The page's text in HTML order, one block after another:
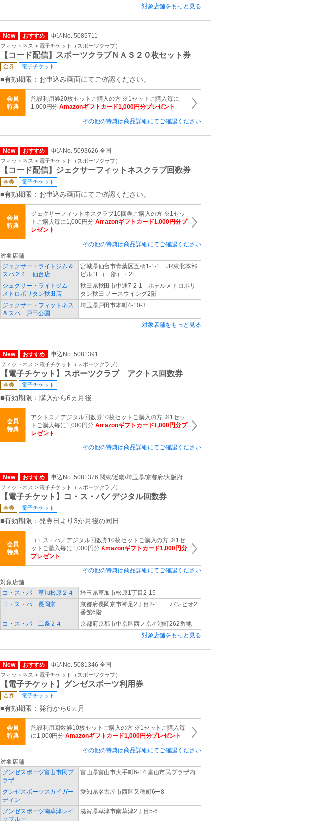
対象店舗をもっと見る
New おすすめ 申込No. 5085711
フィットネス > 電子チケット（スポーツクラブ）
【コード配信】スポーツクラブＮＡＳ２０枚セット券
金券 電子チケット
■有効期限：お申込み画面にてご確認ください。
会員
特典
施設利用券20枚セットご購入の方 ※1セットご購入毎に
1,000円分 Amazonギフトカード1,000円分プレゼント
その他の特典は商品詳細にてご確認ください
New おすすめ 申込No. 5093626 全国
フィットネス > 電子チケット（スポーツクラブ）
【コード配信】ジェクサーフィットネスクラブ回数券
金券 電子チケット
■有効期限：お申込み画面にてご確認ください。
会員
特典
ジェクサーフィットネスクラブ10回券ご購入の方 ※1セッ
トご購入毎に1,000円分 Amazonギフトカード1,000円分プ
レゼント
その他の特典は商品詳細にてご確認ください
対象店舗
ジェクサー・ライトジム＆
スパ２４ 仙台店
宮城県仙台市青葉区五橋1-1-1 JR東北本部
ビル1F（一部）・2F
ジェクサー・ライトジム
メトロポリタン秋田店
秋田県秋田市中通7-2-1 ホテルメトロポリ
タン秋田 ノースウイング2階
ジェクサー・フィットネス
＆スパ 戸田公園
埼玉県戸田市本町4-10-3
対象店舗をもっと見る
New おすすめ 申込No. 5081391
フィットネス > 電子チケット（スポーツクラブ）
【電子チケット】スポーツクラブ アクトス回数券
金券 電子チケット
■有効期限：購入から6ヵ月後
会員
特典
アクトス／デジタル回数券10枚セットご購入の方 ※1セッ
トご購入毎に1,000円分 Amazonギフトカード1,000円分プ
レゼント
その他の特典は商品詳細にてご確認ください
New おすすめ 申込No. 5081376 関東/近畿/埼玉県/京都府/大阪府
フィットネス > 電子チケット（スポーツクラブ）
【電子チケット】コ・ス・パ／デジタル回数券
金券 電子チケット
■有効期限：発券日より3か月後の同日
会員
特典
コ・ス・パ／デジタル回数券10枚セットご購入の方 ※1セ
ットご購入毎に1,000円分 Amazonギフトカード1,000円分
プレゼント
その他の特典は商品詳細にてご確認ください
対象店舗
コ・ス・パ 草加松原２４
埼玉県草加市松原1丁目2-15
コ・ス・パ 長岡京
京都府長岡京市神足2丁目2-1 バンビオ2
番館6階
コ・ス・パ 二条２４
京都府京都市中京区西ノ京星池町262番地
対象店舗をもっと見る
New おすすめ 申込No. 5081346 全国
フィットネス > 電子チケット（スポーツクラブ）
【電子チケット】グンゼスポーツ利用券
金券 電子チケット
■有効期限：発行から6ヵ月
会員
特典
施設利用回数券10枚セットご購入の方 ※1セットご購入毎
に1,000円分 Amazonギフトカード1,000円分プレゼント
その他の特典は商品詳細にてご確認ください
対象店舗
グンゼスポーツ富山市民プ
ラザ
富山県富山市大手町6-14 富山市民プラザ内
グンゼスポーツスカイガー
ディン
愛知県名古屋市西区又穂町6ー8
グンゼスポーツ南草津レイ
クブルー
滋賀県草津市南草津2丁目5-6